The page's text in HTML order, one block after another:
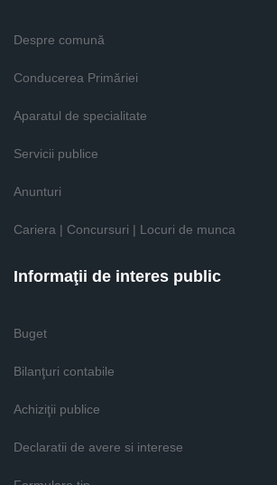
Despre comună
Conducerea Primăriei
Aparatul de specialitate
Servicii publice
Anunturi
Cariera | Concursuri | Locuri de munca
Informaţii de interes public
Buget
Bilanţuri contabile
Achiziţii publice
Declaratii de avere si interese